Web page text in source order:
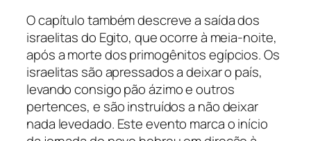
O capítulo também descreve a saída dos
israelitas do Egito, que ocorre à meia-noite,
após a morte dos primogênitos egípcios. Os
israelitas são apressados a deixar o país,
levando consigo pão ázimo e outros
pertences, e são instruídos a não deixar
nada levedado. Este evento marca o início